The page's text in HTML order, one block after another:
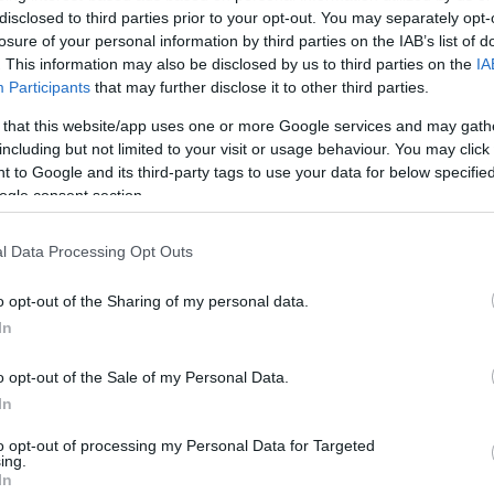
to third parties prior to your opt-out. You may separately
of your personal information by third parties on the IAB’s list of
This information may also be disclosed by us to third parties on the
Participants that may further disclose it to other third parties.
that this website/app uses one or more Google services and may
but not limited to your visit or usage behaviour. You may
to Google and its third-party tags to use your data for below
consent section.
Data Processing Opt Outs
opt-out of the Sharing of my personal data.
opt-out of the Sale of my Personal Data.
opt-out of processing my Personal Data for Targeted
που επιβεβαιώνουν τον
τίτλο τους
20/NOV/21 11:28
Άαρον Χάρισον και Οκτάβιους Έλις
αγωνίζονται πλέον στο EuroCup, με τους
πρώην παίκτες του Ολυμπιακού να τα
πηγαίνουν κάτι...
Οκτάβιους Έλις: Από τον
Τέλεκομ (photo)
O Οκτάβιους Έλις, ο οποίος την περσινή
Τουρκ Τέλεκομ ανακοίνωσε...